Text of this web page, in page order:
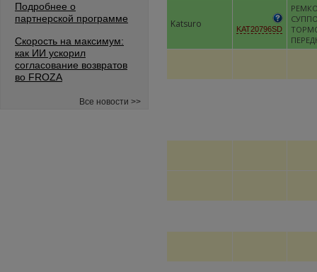
Подробнее о
партнерской программе
Скорость на максимум:
как ИИ ускорил
согласование возвратов
во FROZA
Все новости >>
Katsuro KAT20796SD